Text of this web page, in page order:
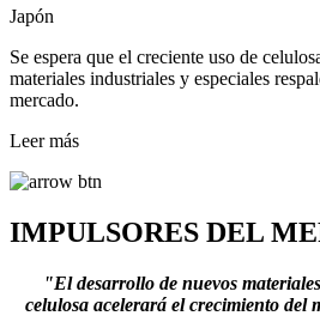
Japón
Se espera que el creciente uso de
materiales industriales y especiales
mercado.
Leer más
IMPULSORES DEL
"El desarrollo de nuevos
celulosa acelerará el crecimiento del